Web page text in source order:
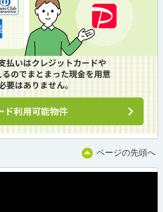
ページの先頭へ